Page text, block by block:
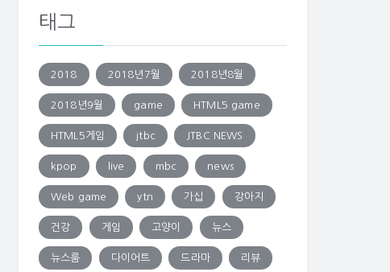
태그
2018 2018년7월 2018년8월
2018년9월 game HTML5 game
HTML5게임 jtbc JTBC NEWS
kpop live mbc news
Web game ytn 가십 강아지
건강 게임 고양이 뉴스
뉴스룸 다이어트 드라마 리뷰